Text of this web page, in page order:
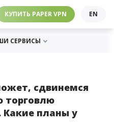
КУПИТЬ PAPER VPN EN
В ИНСТАГРАМЕ
СЕРВИСЫ
ГАЙД ПРО ЧЕБУРНЕТ
В ТЕЛЕГРАМЕ
сдвинемся
торговлю
планы у